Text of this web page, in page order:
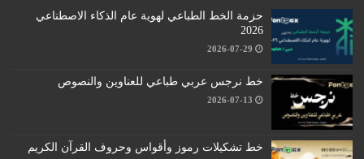
حزمة الخط الطباعي لهوية عام الذكاء الاصطناعي
2026
2026-07-29
خط نرجس عربي طباعي للعناوين والنصوص
2026-07-13
خط تشكيلات رموز وأقواس وحروف القرآن الكريم